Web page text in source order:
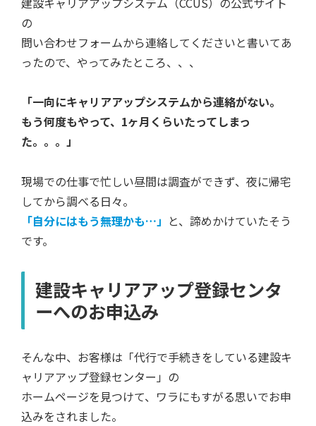
の
問い合わせフォームから連絡してくださいと書いてあ
ったので、やってみたところ、、、
「一向にキャリアアップシステムから連絡がない。
もう何度もやって、1ヶ月くらいたってしまっ
た。。。」
現場での仕事で忙しい昼間は調査ができず、夜に帰宅
してから調べる日々。
「自分にはもう無理かも…」 と、諦めかけていたそう
です。
建設キャリアアップ登録センタ
ーへのお申込み
そんな中、お客様は「代行で手続きをしている建設キ
ャリアアップ登録センター」の
ホームページを見つけて、ワラにもすがる思いでお申
込みをされました。